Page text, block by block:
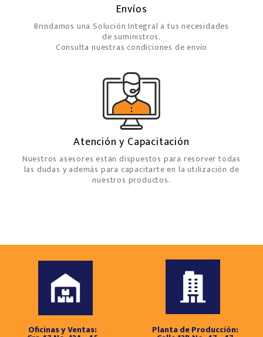
Envíos
Brindamos una Solución Integral a tus necesidades
de suministros.
Consulta nuestras condiciones de envío
Atención y Capacitación
Nuestros asesores están dispuestos para resorver todas
las dudas y además para capacitarte en la utilización de
nuestros productos.
Oficinas y Ventas: Planta de Producción: